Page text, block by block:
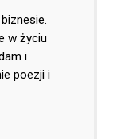
w życiu
i
poezji i